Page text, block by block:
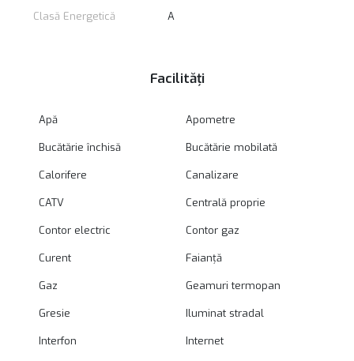
Clasă Energetică A
Facilități
Apă Apometre
Bucătărie închisă Bucătărie mobilată
Calorifere Canalizare
CATV Centrală proprie
Contor electric Contor gaz
Curent Faianță
Gaz Geamuri termopan
Gresie Iluminat stradal
Interfon Internet